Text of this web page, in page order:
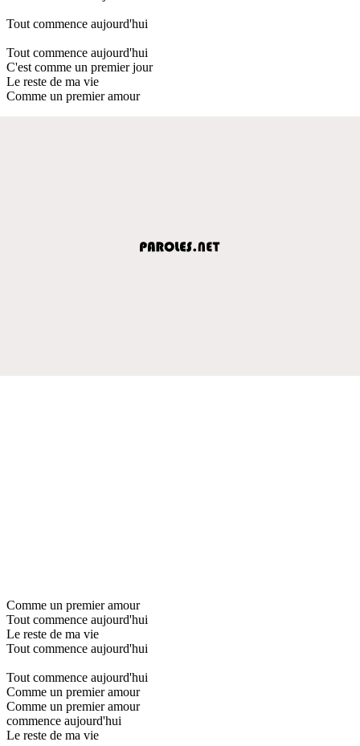
Tout commence aujourd'hui
Tout commence aujourd'hui
C'est comme un premier jour
Le reste de ma vie
Comme un premier amour
Comme un premier amour
Tout commence aujourd'hui
Le reste de ma vie
Tout commence aujourd'hui
Tout commence aujourd'hui
Comme un premier amour
Comme un premier amour
commence aujourd'hui
Le reste de ma vie